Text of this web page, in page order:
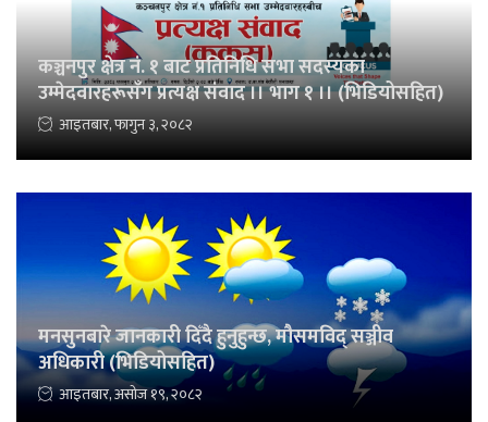
कञ्चनपुर क्षेत्र नं. १ बाट प्रतिनिधि सभा सदस्यका
उम्मेदवारहरूसँग प्रत्यक्ष संवाद ।। भाग १ ।। (भिडियोसहित)
आइतबार, फागुन ३, २०८२
मनसुनबारे जानकारी दिँदै हुनुहुन्छ, मौसमविद् सञ्जीव
अधिकारी (भिडियोसहित)
आइतबार, असोज १९, २०८२